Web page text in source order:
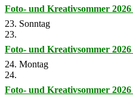
Foto- und Kreativsommer 2026
23. Sonntag
23.
Foto- und Kreativsommer 2026
24. Montag
24.
Foto- und Kreativsommer 2026